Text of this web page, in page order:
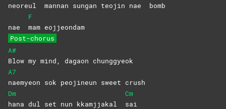
neoreul mannan sungan teojin nae bomb
nae
F
mam eojjeondam
Post-chorus
A#
Blow my mind, dagaon chunggyeok
A7
naemyeon sok peojineun sweet crush
Dm
hana dul set nun kkamjjakal
Cm
sai